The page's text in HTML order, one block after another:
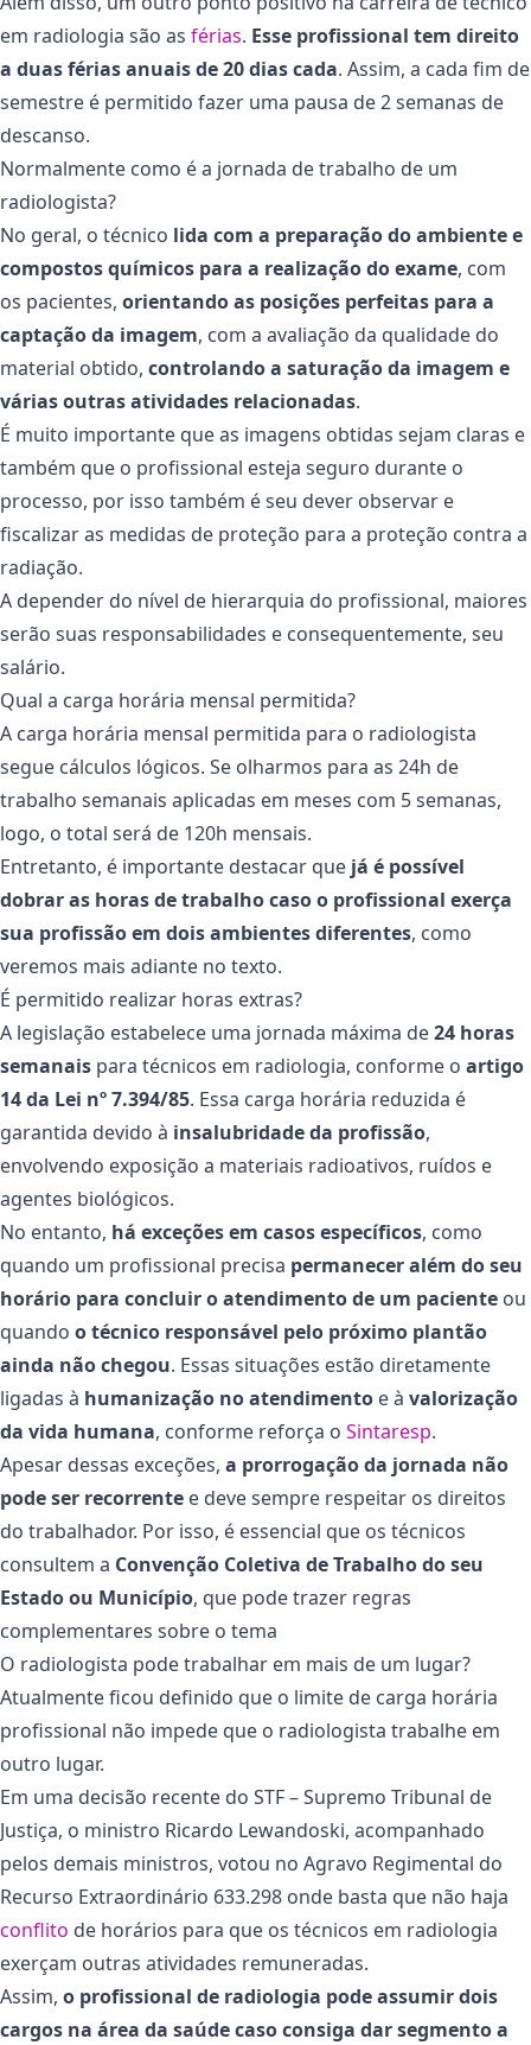
em radiologia são as férias. Esse profissional tem direito
a duas férias anuais de 20 dias cada. Assim, a cada fim de
semestre é permitido fazer uma pausa de 2 semanas de
descanso.
Normalmente como é a jornada de trabalho de um
radiologista?
No geral, o técnico lida com a preparação do ambiente e
compostos químicos para a realização do exame, com
os pacientes, orientando as posições perfeitas para a
captação da imagem, com a avaliação da qualidade do
material obtido, controlando a saturação da imagem e
várias outras atividades relacionadas.
É muito importante que as imagens obtidas sejam claras e
também que o profissional esteja seguro durante o
processo, por isso também é seu dever observar e
fiscalizar as medidas de proteção para a proteção contra a
radiação.
A depender do nível de hierarquia do profissional, maiores
serão suas responsabilidades e consequentemente, seu
salário.
Qual a carga horária mensal permitida?
A carga horária mensal permitida para o radiologista
segue cálculos lógicos. Se olharmos para as 24h de
trabalho semanais aplicadas em meses com 5 semanas,
logo, o total será de 120h mensais.
Entretanto, é importante destacar que já é possível
dobrar as horas de trabalho caso o profissional exerça
sua profissão em dois ambientes diferentes, como
veremos mais adiante no texto.
É permitido realizar horas extras?
A legislação estabelece uma jornada máxima de24 horas
semanais para técnicos em radiologia, conforme o artigo
14 da Lei nº 7.394/85. Essa carga horária reduzida é
garantida devido à insalubridade da profissão,
envolvendo exposição a materiais radioativos, ruídos e
agentes biológicos.
No entanto, há exceções em casos específicos, como
quando um profissional precisa permanecer além do seu
horário para concluir o atendimento de um paciente ou
quando o técnico responsável pelo próximo plantão
ainda não chegou. Essas situações estão diretamente
ligadas à humanização no atendimento e à valorização
da vida humana, conforme reforça o Sintaresp.
Apesar dessas exceções, a prorrogação da jornada não
pode ser recorrente e deve sempre respeitar os direitos
do trabalhador. Por isso, é essencial que os técnicos
consultem a Convenção Coletiva de Trabalho do seu
Estado ou Município, que pode trazer regras
complementares sobre o tema
O radiologista pode trabalhar em mais de um lugar?
Atualmente ficou definido que o limite de carga horária
profissional não impede que o radiologista trabalhe em
outro lugar.
Em uma decisão recente do STF – Supremo Tribunal de
Justiça, o ministro Ricardo Lewandoski, acompanhado
pelos demais ministros, votou no Agravo Regimental do
Recurso Extraordinário 633.298 onde basta que não haja
conflito de horários para que os técnicos em radiologia
exerçam outras atividades remuneradas.
Assim, o profissional de radiologia pode assumir dois
cargos na área da saúde caso consiga dar segmento a